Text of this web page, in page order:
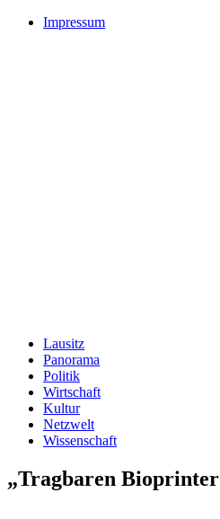
Impressum
Lausitz
Panorama
Politik
Wirtschaft
Kultur
Netzwelt
Wissenschaft
„Tragbaren Bioprinter